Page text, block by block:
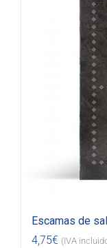
Escamas de
4,75€ (IVA